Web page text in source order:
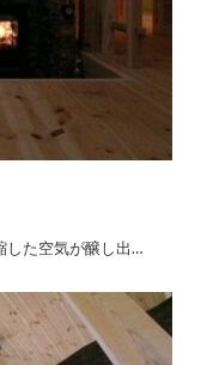
した空気が醸し出…